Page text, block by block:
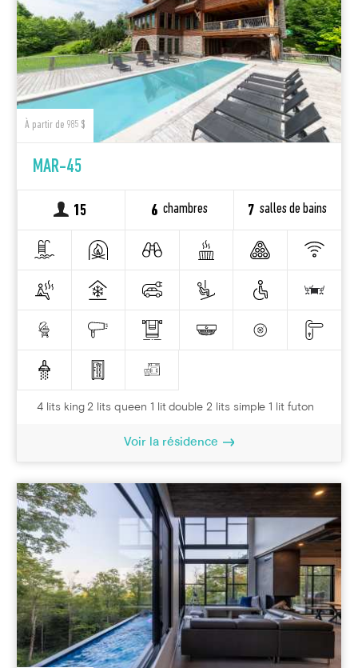
À partir de 985 $
MAR-45
15 6 chambres 7 salles de bains
4 lits king 2 lits queen 1 lit double 2 lits simple 1 lit futon
Voir la résidence